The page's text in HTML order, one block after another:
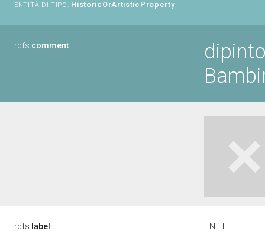
ENTITÀ DI TIPO: HistoricOrArtisticProperty
rdfs:comment
rdfs: label EN IT